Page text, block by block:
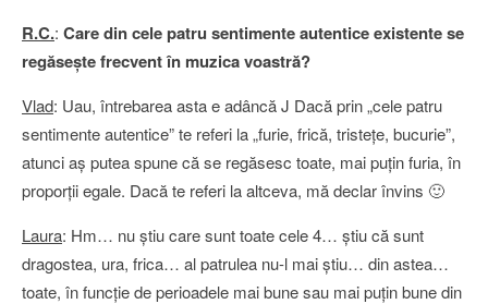
R.C.: Care din cele patru sentimente autentice existente se
regăseşte frecvent în muzica voastră?
Vlad: Uau, întrebarea asta e adâncă J Dacă prin „cele patru
sentimente autentice” te referi la „furie, frică, tristeţe, bucurie”,
atunci aş putea spune că se regăsesc toate, mai puţin furia, în
proporţii egale. Dacă te referi la altceva, mă declar învins 🙂
Laura: Hm… nu ştiu care sunt toate cele 4… ştiu că sunt
dragostea, ura, frica… al patrulea nu-l mai ştiu… din astea…
toate, în funcţie de perioadele mai bune sau mai puţin bune din